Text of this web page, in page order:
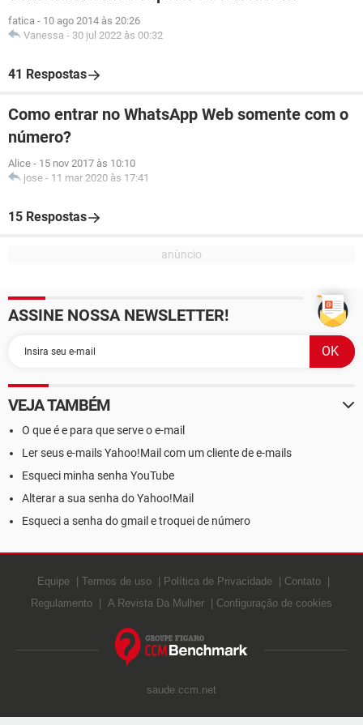
fatica - 10 ago 2014 às 20:26
Vanessa - 30 jul 2022 às 00:32
41 Respostas
Como entrar no WhatsApp Web somente com o
número?
Alice - 15 nov 2017 às 10:10
jose - 11 mar 2020 às 17:41
15 Respostas
ASSINE NOSSA NEWSLETTER!
VEJA TAMBÉM
O que é e para que serve o e-mail
Ler seus e-mails Yahoo!Mail com um cliente de e-mails
Esqueci minha senha YouTube
Alterar a sua senha do Yahoo!Mail
Esqueci a senha do gmail e troquei de número
Equipe Termos de uso Política de Privacidade
Contato
Regulamento
A Revista Da Mulher Configuração de cookies
saude.ccm.net